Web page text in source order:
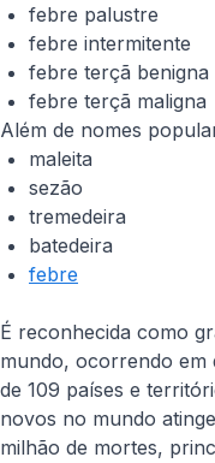
febre palustre
febre intermitente
febre terçã benigna
febre terçã maligna
Além de nomes
maleita
sezão
tremedeira
batedeira
febre
É reconhecida como
mundo, ocorrendo em
de 109 países e
novos no mundo
milhão de mortes,